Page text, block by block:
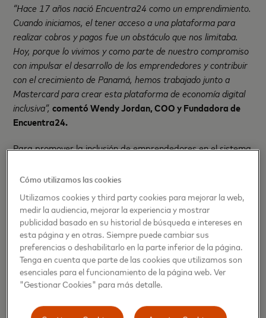
“Hace 17 años nació Encuentra24 como un emprendimiento.
Cuando iniciamos, el tener acceso a una plataforma para
realizar cobros y pagos fue un obstáculo que nos limitaba.
Hoy, porque lo vivimos y como parte de nuestro compromiso
con impulsar el desarrollo de los emprendedores y contribuir
con el crecimiento de Panamá, hemos trabajado junto a
Mastercard para crear esta plataforma de economía digital
inclusiva”, comentó Wendy Jordan, COO y Fundadora de
Encuentra24.
Para promover la inclusión de emprendedores en el sistema
mercado una tarjeta de débito digital, brindando acceso a
medios de cobro y pago digitales y físicos. Una acción
pensada para ofrecer una solución moderna, fomentar la
bancarización a través de la tecnología y aportar de
manera directa al sector emprendedor.
Cómo utilizamos las cookies
Utilizamos cookies y third party cookies para mejorar la web,
medir la audiencia, mejorar la experiencia y mostrar
publicidad basado en su historial de búsqueda e intereses en
esta página y en otras. Siempre puede cambiar sus
preferencias o deshabilitarlo en la parte inferior de la página.
Tenga en cuenta que parte de las cookies que utilizamos son
esenciales para el funcionamiento de la página web. Ver
"Gestionar Cookies" para más detalle.